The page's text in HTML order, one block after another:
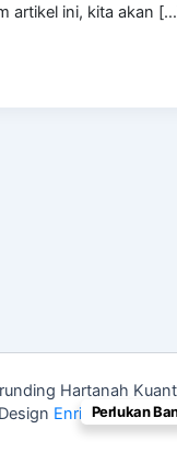
artikel ini, kita akan
Hartanah
Design Enrico Paragas
Perlukan